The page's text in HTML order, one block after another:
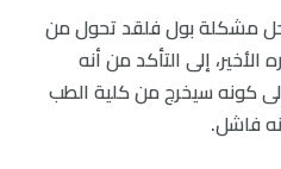
فقط لحل مشكلة بول فلقد تحول من
إلى التأكد من أنه
كونه سيخرج من كلية الطب
فاشل.